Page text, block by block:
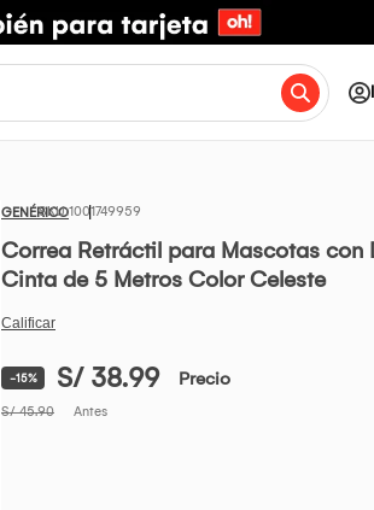
GENÉRICO1001749959
Correa Retráctil para Mascotas con
Cinta de 5 Metros Color Celeste
-15% S/ 38.99 Precio
S/ 45.90 Antes